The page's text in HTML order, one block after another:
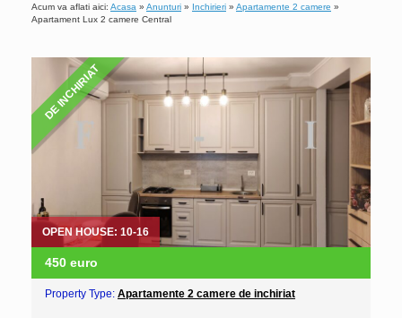
Acum va aflati aici: Acasa » Anunturi » Inchirieri » Apartamente 2 camere »
Apartament Lux 2 camere Central
DE INCHIRIAT
OPEN HOUSE: 10-16
450 euro
Property Type: Apartamente 2 camere de inchiriat